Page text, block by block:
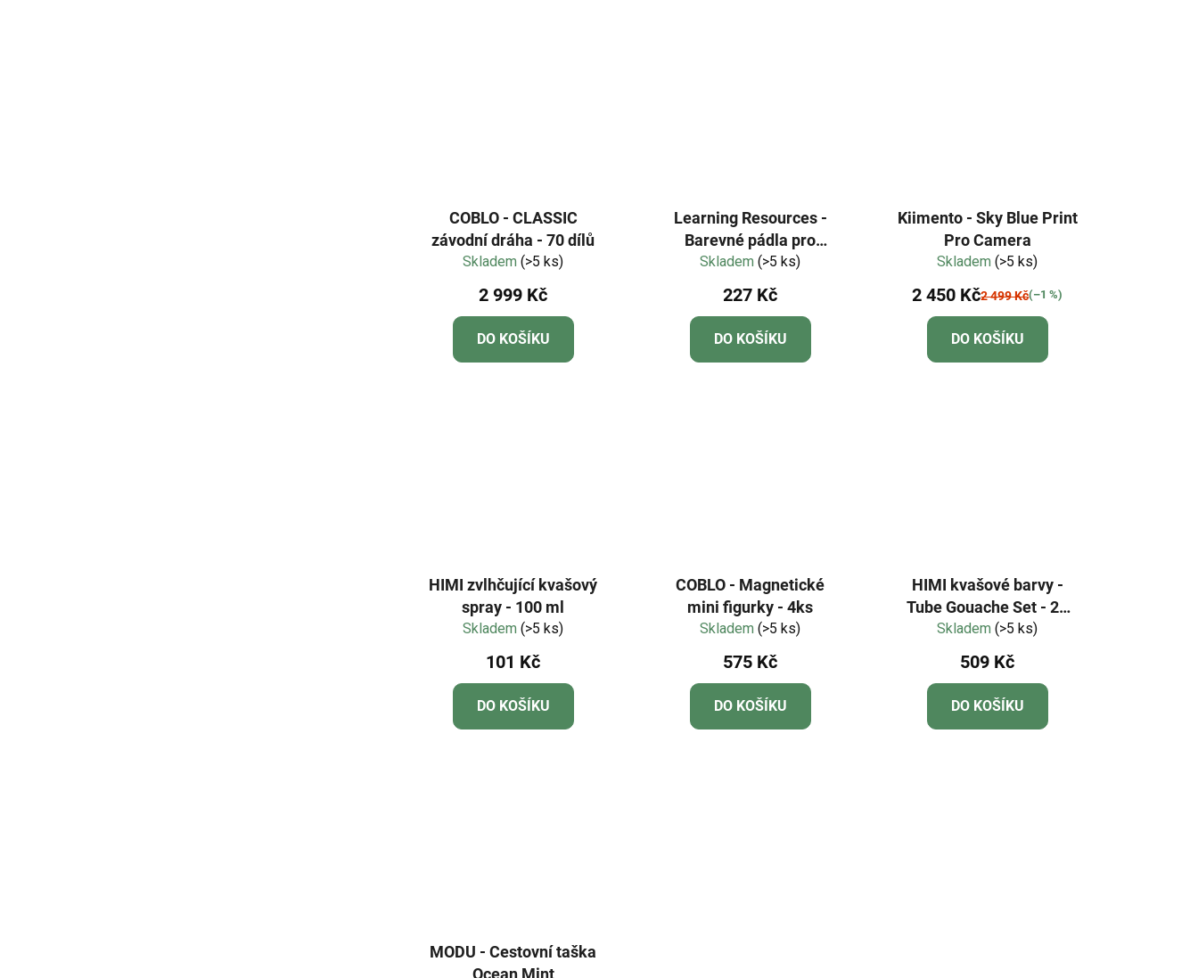
COBLO - CLASSIC
závodní dráha - 70 dílů
Skladem(>5 ks)
2 999 Kč
DO KOŠÍKU
Learning Resources -
Barevné pádla pro
základní vědy 18 ks
Skladem(>5 ks)
227 Kč
DO KOŠÍKU
Kiimento - Sky Blue Print
Pro Camera
Skladem(>5 ks)
2 450 Kč2 499 Kč(–1 %)
DO KOŠÍKU
HIMI zvlhčující kvašový
spray - 100 ml
Skladem(>5 ks)
101 Kč
DO KOŠÍKU
COBLO - Magnetické
mini figurky - 4ks
Skladem(>5 ks)
575 Kč
DO KOŠÍKU
HIMI kvašové barvy -
Tube Gouache Set - 24
Colours (12 ml)
Skladem(>5 ks)
509 Kč
DO KOŠÍKU
MODU - Cestovní taška
Ocean Mint